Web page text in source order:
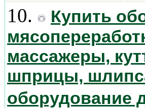
10.
Купить
массажеры,
шприцы,
оборудование